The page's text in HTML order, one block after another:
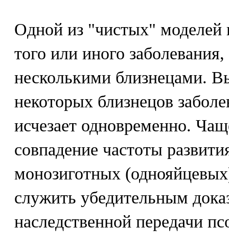
Одной из "чистых" моделей
того или иного
несколькими близнецами.
некоторых близнецов
исчезает одновременно.
совпадение частоты
монозиготных
служить убедительным
наследственной передачи